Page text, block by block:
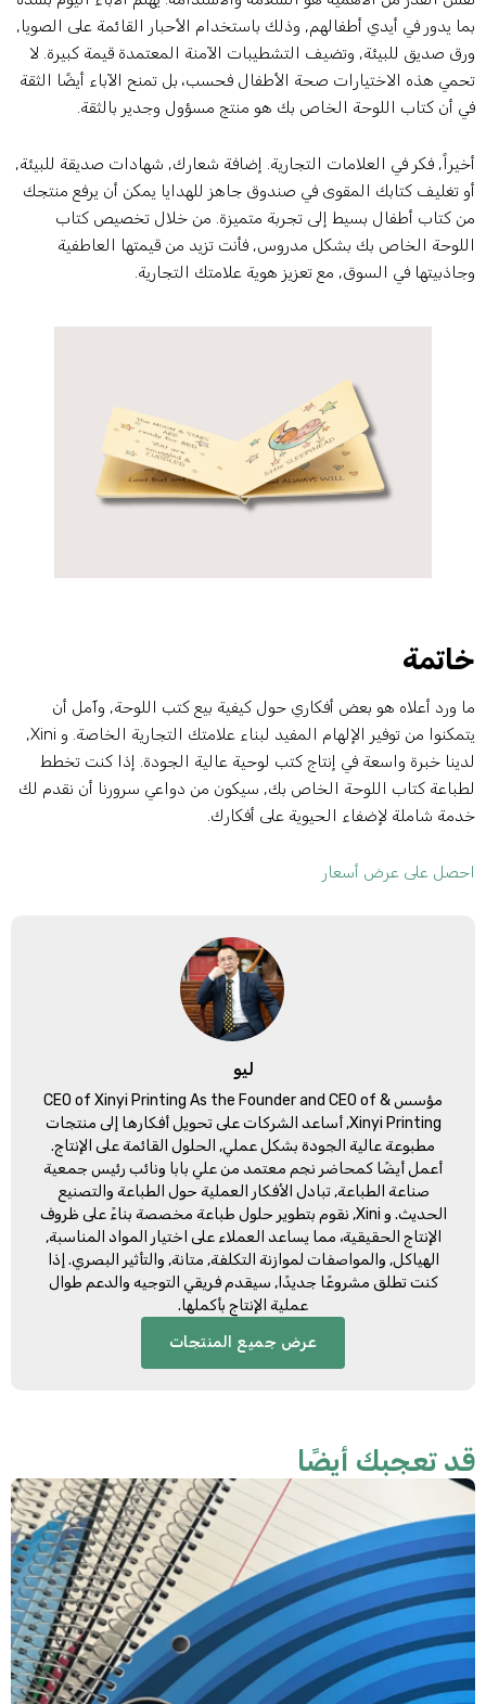
يدور في أيدي أطفالهم, وذلك باستخدام الأحبار القائمة على الصويا,
صديق للبيئة, وتضيف التشطيبات الآمنة المعتمدة قيمة كبيرة. لا
هذه الاختيارات صحة الأطفال فحسب، بل تمنح الآباء أيضًا الثقة
أن كتاب اللوحة الخاص بك هو منتج مسؤول وجدير بالثقة.
فكر في العلامات التجارية. إضافة شعارك, شهادات صديقة للبيئة,
تغليف كتابك المقوى في صندوق جاهز للهدايا يمكن أن يرفع منتجك
كتاب أطفال بسيط إلى تجربة متميزة. من خلال تخصيص كتاب
الخاص بك بشكل مدروس, فأنت تزيد من قيمتها العاطفية
في السوق, مع تعزيز هوية علامتك التجارية.
ورد أعلاه هو بعض أفكاري حول كيفية بيع كتب اللوحة, وآمل أن
يتمكنوا من توفير الإلهام المفيد لبناء علامتك التجارية الخاصة. و Xini,
خبرة واسعة في إنتاج كتب لوحية عالية الجودة. إذا كنت تخطط
كتاب اللوحة الخاص بك, سيكون من دواعي سرورنا أن نقدم لك
شاملة لإضفاء الحيوية على أفكارك.
على عرض أسعار
ليو
مؤسس &CEO of Xinyi Printing As the Founder and CEO of
Xinyi Printing, أساعد الشركات على تحويل أفكارها إلى منتجات
مطبوعة عالية الجودة بشكل عملي, الحلول القائمة على الإنتاج.
أعمل أيضًا كمحاضر نجم معتمد من علي بابا ونائب رئيس جمعية
صناعة الطباعة, تبادل الأفكار العملية حول الطباعة والتصنيع
الحديث. و Xini, نقوم بتطوير حلول طباعة مخصصة بناءً على ظروف
الإنتاج الحقيقية، مما يساعد العملاء على اختيار المواد المناسبة,
الهياكل, والمواصفات لموازنة التكلفة, متانة, والتأثير البصري. إذا
كنت تطلق مشروعًا جديدًا, سيقدم فريقي التوجيه والدعم طوال
عملية الإنتاج بأكملها.
عرض جميع المنتجات
تعجبك أيضًا